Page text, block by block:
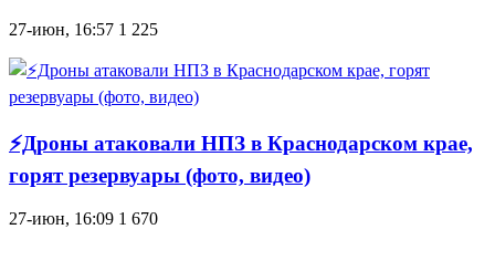
27-июн, 16:57 1 225
⚡Дроны атаковали НПЗ в Краснодарском крае,
горят резервуары (фото, видео)
27-июн, 16:09 1 670